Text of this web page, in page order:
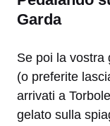
Garda
Se poi la vostra
(o preferite
arrivati a
gelato sulla